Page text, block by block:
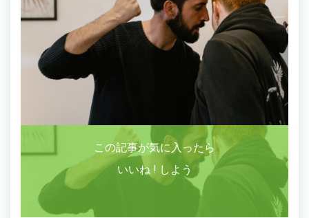
この記事が気に入ったら
いいね ! しよう